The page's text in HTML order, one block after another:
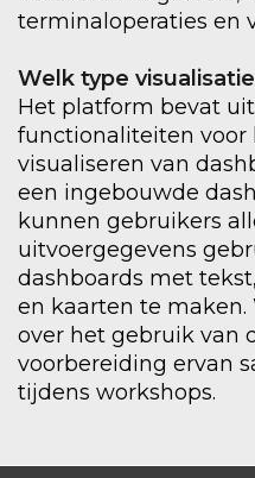
terminaloperaties en
Welk type
Het platform bevat
functionaliteiten voor
visualiseren van
een ingebouwde
kunnen gebruikers
uitvoergegevens
dashboards met
en kaarten te
over het gebruik van
voorbereiding ervan
tijdens workshops.